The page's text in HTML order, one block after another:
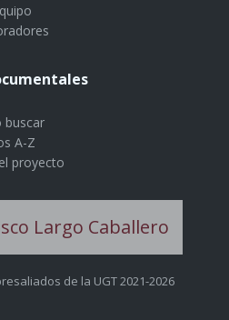
buscar
A-Z
proyecto
de la UGT 2021-2026